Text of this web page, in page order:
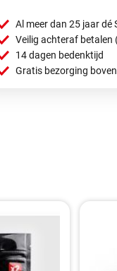
Al meer dan 25 jaar dé
Veilig achteraf betalen
14 dagen bedenktijd
Gratis bezorging